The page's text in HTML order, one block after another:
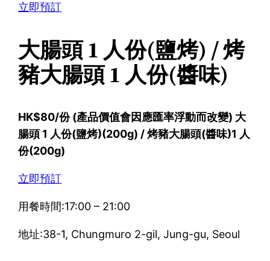
立即預訂
大腸頭 1 人份(鹽烤) / 烤
豬大腸頭 1 人份(醬味)
HK$80/份 (產品價值會因應匯率浮動而改變) 大
腸頭 1 人份(鹽烤)(200g) / 烤豬大腸頭(醬味)1 人
份(200g)
立即預訂
用餐時間:17:00 – 21:00
地址:38-1, Chungmuro 2-gil, Jung-gu, Seoul